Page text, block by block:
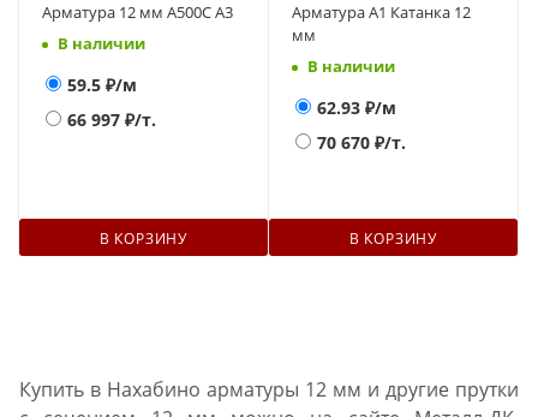
Арматура 12 мм А500С А3
В наличии
59.5 ₽/м
66 997 ₽/т.
В КОРЗИНУ
Арматура А1 Катанка 12
мм
В наличии
62.93 ₽/м
70 670 ₽/т.
В КОРЗИНУ
Купить в Нахабино арматуры 12 мм и другие прутки